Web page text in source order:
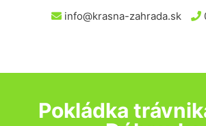
info@krasna-zahrada.sk
Pokládka